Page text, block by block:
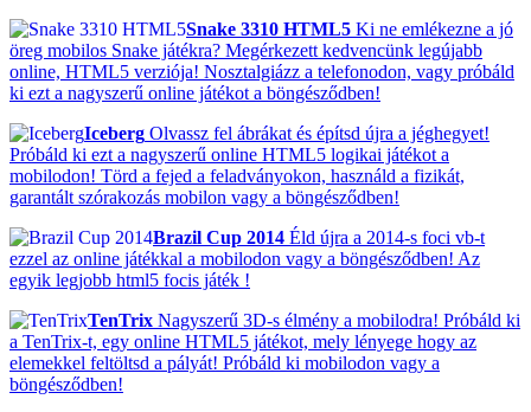
Snake 3310 HTML5 Ki ne emlékezne a jó
öreg mobilos Snake játékra? Megérkezett kedvencünk legújabb
online, HTML5 verziója! Nosztalgiázz a telefonodon, vagy próbáld
ki ezt a nagyszerű online játékot a böngésződben!
Iceberg Olvassz fel ábrákat és építsd újra a jéghegyet!
Próbáld ki ezt a nagyszerű online HTML5 logikai játékot a
mobilodon! Törd a fejed a feladványokon, használd a fizikát,
garantált szórakozás mobilon vagy a böngésződben!
Brazil Cup 2014 Éld újra a 2014-s foci vb-t
ezzel az online játékkal a mobilodon vagy a böngésződben! Az
egyik legjobb html5 focis játék !
TenTrix Nagyszerű 3D-s élmény a mobilodra! Próbáld ki
a TenTrix-t, egy online HTML5 játékot, mely lényege hogy az
elemekkel feltöltsd a pályát! Próbáld ki mobilodon vagy a
böngésződben!